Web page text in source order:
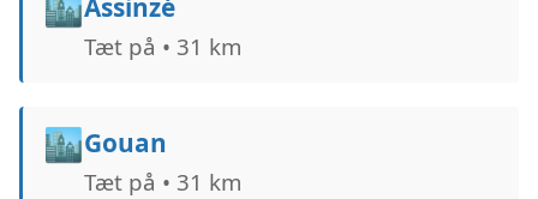
Assinzé
Tæt på • 31 km
🏙️Gouan
Tæt på • 31 km